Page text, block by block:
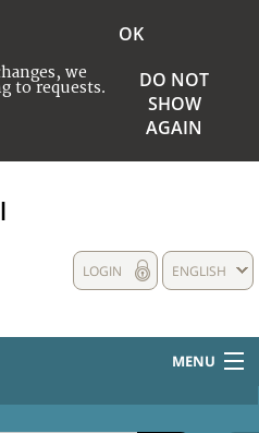
we
to requests.
OK
DO NOT
SHOW
AGAIN
ENGLISH
LOGIN
MENU